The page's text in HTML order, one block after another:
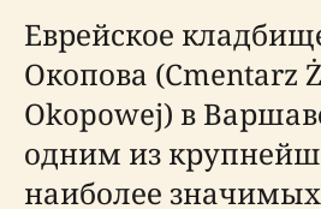
Еврейское
Окопова (Cmentarz
Okopowej) в
одним из
наиболее